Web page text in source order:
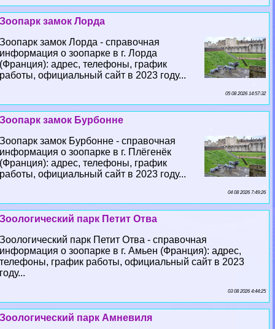
Зоопарк замок Лорда
Зоопарк замок Лорда - справочная
информация о зоопарке в г. Лорда
(Франция): адрес, телефоны, график
работы, официальный сайт в 2023 году...
05 08 2026 14:57:32
Зоопарк замок Бурбонне
Зоопарк замок Бурбонне - справочная
информация о зоопарке в г. Плёгенёк
(Франция): адрес, телефоны, график
работы, официальный сайт в 2023 году...
04 08 2026 7:49:26
Зоологический парк Петит Отва
Зоологический парк Петит Отва - справочная
информация о зоопарке в г. Амьен (Франция): адрес,
телефоны, график работы, официальный сайт в 2023
году...
03 08 2026 4:44:25
Зоологический парк Амневиля